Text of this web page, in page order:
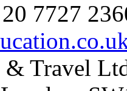
7727
Travel